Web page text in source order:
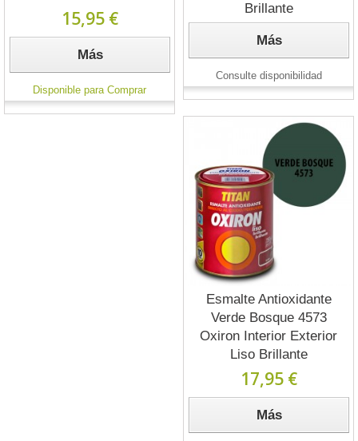
15,95 €
Más
Disponible para Comprar
Brillante
Más
Consulte disponibilidad
Esmalte Antioxidante
Verde Bosque 4573
Oxiron Interior Exterior
Liso Brillante
17,95 €
Más